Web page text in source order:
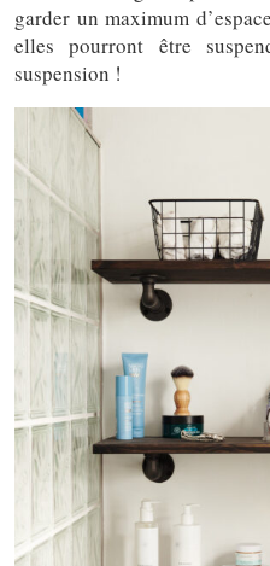
garder un maximum
elles pourront être
suspension !